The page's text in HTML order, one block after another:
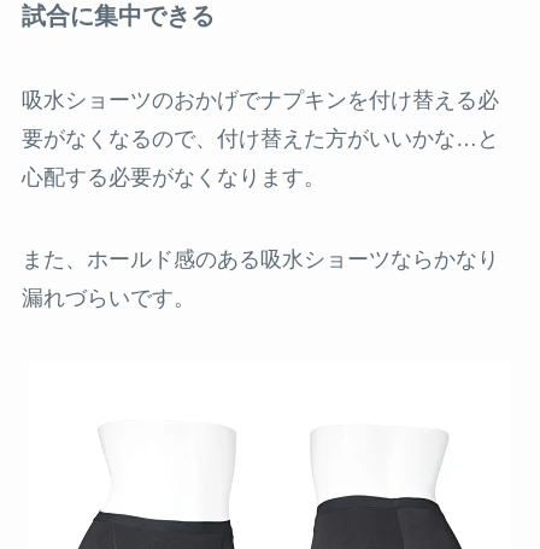
試合に集中できる
吸水ショーツのおかげでナプキンを付け替える必
要がなくなるので、付け替えた方がいいかな…と
心配する必要がなくなります。
また、ホールド感のある吸水ショーツならかなり
漏れづらいです。